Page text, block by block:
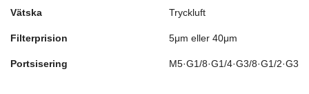
Vätska Tryckluft
Filterprision 5μm eller 40μm
Portsisering M5·G1/8·G1/4·G3/8·G1/2·G3/